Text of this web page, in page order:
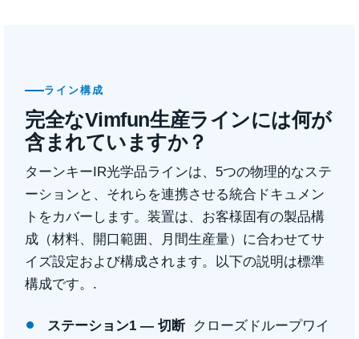
ライン構成
完全なVimfun生産ラインには何が
含まれていますか？
ターンキーIR光学品ラインは、5つの物理的なステ
ーションと、それらを連携させる統合ドキュメン
トをカバーします。装置は、お客様固有の製品構
成（材料、開口範囲、月間生産量）に合わせてサ
イズ設定および構成されます。以下の説明は標準
構成です。.
ステーション1 — 切断クローズドループワイ